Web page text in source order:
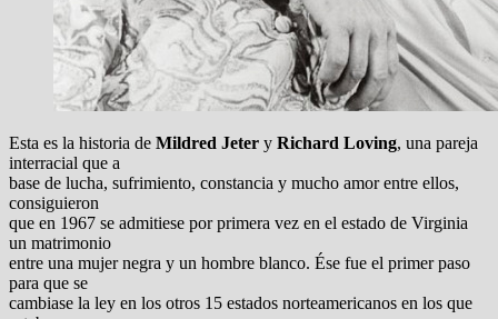
Esta es la historia de Mildred Jeter y Richard Loving, una pareja
interracial que a
base de lucha, sufrimiento, constancia y mucho amor entre ellos,
consiguieron
que en 1967 se admitiese por primera vez en el estado de Virginia
un matrimonio
entre una mujer negra y un hombre blanco. Ése fue el primer paso
para que se
cambiase la ley en los otros 15 estados norteamericanos en los que